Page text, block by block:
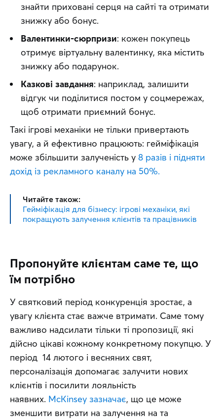
знайти приховані серця на сайті та отримати
знижку або бонус.
Валентинки-сюрпризи: кожен покупець
отримує віртуальну валентинку, яка містить
знижку або подарунок.
Казкові завдання: наприклад, залишити
відгук чи поділитися постом у соцмережах,
щоб отримати приємний бонус.
Такі ігрові механіки не тільки привертають
увагу, а й ефективно працюють: гейміфікація
може збільшити залученість у 8 разів і підняти
дохід із рекламного каналу на 50%.
Читайте також:
Гейміфікація для бізнесу: ігрові механіки, які
покращують залучення клієнтів та працівників
Пропонуйте клієнтам саме те, що
їм потрібно
У святковий період конкуренція зростає, а
увагу клієнта стає важче втримати. Саме тому
важливо надсилати тільки ті пропозиції, які
дійсно цікаві кожному конкретному покупцю. У
період  14 лютого і весняних свят,
персоналізація допомагає залучити нових
клієнтів і посилити лояльність
наявних. McKinsey зазначає, що це може
зменшити витрати на залучення на та